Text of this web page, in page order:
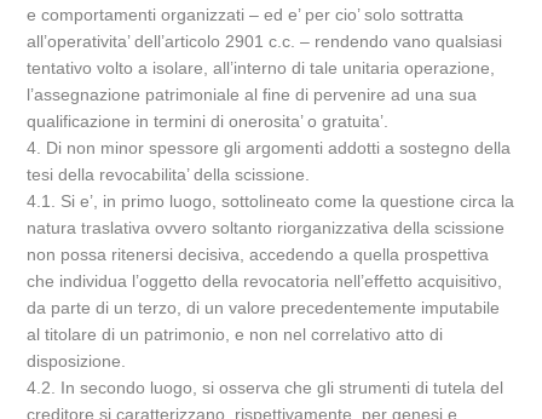
e comportamenti organizzati – ed e’ per cio’ solo sottratta
all’operativita’ dell’articolo 2901 c.c. – rendendo vano qualsiasi
tentativo volto a isolare, all’interno di tale unitaria operazione,
l’assegnazione patrimoniale al fine di pervenire ad una sua
qualificazione in termini di onerosita’ o gratuita’.
4. Di non minor spessore gli argomenti addotti a sostegno della
tesi della revocabilita’ della scissione.
4.1. Si e’, in primo luogo, sottolineato come la questione circa la
natura traslativa ovvero soltanto riorganizzativa della scissione
non possa ritenersi decisiva, accedendo a quella prospettiva
che individua l’oggetto della revocatoria nell’effetto acquisitivo,
da parte di un terzo, di un valore precedentemente imputabile
al titolare di un patrimonio, e non nel correlativo atto di
disposizione.
4.2. In secondo luogo, si osserva che gli strumenti di tutela del
creditore si caratterizzano, rispettivamente, per genesi e